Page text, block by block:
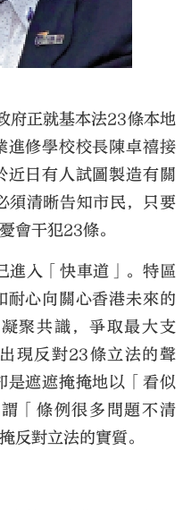
府正就基本法23條本地
進修學校校長陳卓禧接
近日有人試圖製造有關
須清晰告知市民，只要
會干犯23條。
進入「快車道」。特區
耐心向關心香港未來的
聚共識，爭取最大支
現反對23條立法的聲
是遮遮掩掩地以「看似
「條例很多問題不清
反對立法的實質。